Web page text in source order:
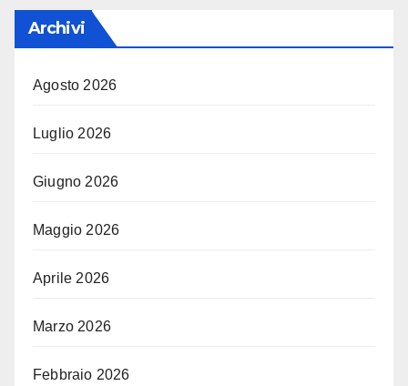
Archivi
Agosto 2026
Luglio 2026
Giugno 2026
Maggio 2026
Aprile 2026
Marzo 2026
Febbraio 2026